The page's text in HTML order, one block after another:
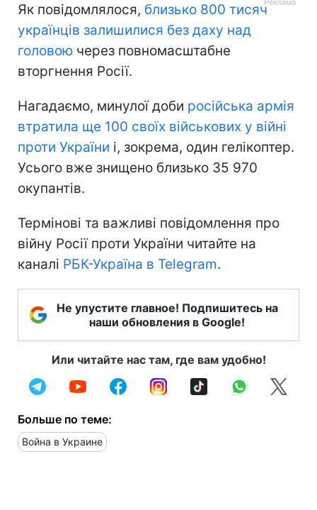
Як повідомлялося, близько 800 тисяч
українців залишилися без даху над
головою через повномасштабне
вторгнення Росії.
Нагадаємо, минулої доби російська армія
втратила ще 100 своїх військових у війні
проти України і, зокрема, один гелікоптер.
Усього вже знищено близько 35 970
окупантів.
Термінові та важливі повідомлення про
війну Росії проти України читайте на
каналі РБК-Україна в Telegram.
Не упустите главное! Подпишитесь на
наши обновления в Google!
Или читайте нас там, где вам удобно!
Больше по теме:
Война в Украине